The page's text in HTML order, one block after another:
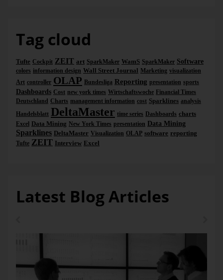
Tag cloud
Tufte Cockpit ZEIT art SparkMaker WamS SparkMaker Software
colors information design Wall Street Journal Marketing visualization
Art controller OLAP Bundesliga Reporting presentation sports
Dashboards Cost new york times Wirtschaftswoche Financial Times
Deutschland Charts management information cost Sparklines analysis
Handelsblatt DeltaMaster time series Dashboards charts
Excel Data Mining New York Times presentation Data Mining
Sparklines DeltaMaster Visualization OLAP software reporting
Tufte ZEIT Interview Excel
Latest Blog Articles